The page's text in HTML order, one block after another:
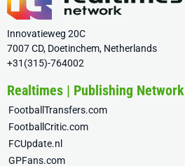
Innovatieweg 20C
7007 CD, Doetinchem, Netherlands
+31(315)-764002
Realtimes | Publishing Network
FootballTransfers.com
FootballCritic.com
FCUpdate.nl
GPFans.com